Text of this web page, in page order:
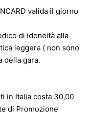
valida il giorno
di idoneità alla
leggera ( non sono
della gara.
in Italia costa 30,00
di Promozione